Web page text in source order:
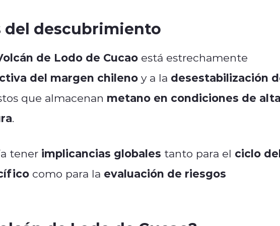
descubrimiento
de Lodo de Cucao está estrechamente
del margen chileno y a la desestabilización
que almacenan metano en condiciones de alta
.
tener implicancias globales tanto para el ciclo
como para la evaluación de riesgos